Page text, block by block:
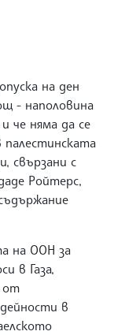
на ден
- наполовина
че няма да се
палестинската
свързани с
Ройтерс,
на ООН за
в Газа,
от
в